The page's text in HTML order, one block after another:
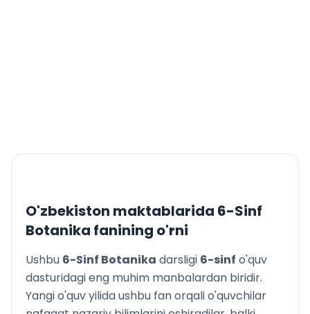
O'zbekiston maktablarida 6-Sinf
Botanika fanining o'rni
Ushbu 6-Sinf Botanika darsligi 6-sinf o'quv
dasturidagi eng muhim manbalardan biridir.
Yangi o'quv yilida ushbu fan orqali o'quvchilar